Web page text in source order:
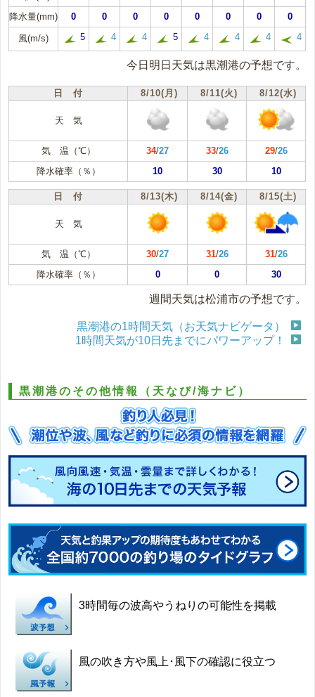
降水量(mm)
0 0 0 0 0 0 0 0
風(m/s) 5 4 4 5 4 4 4 4
今日明日天気は黒潮港の予想です。
日 付 8/10(月) 8/11(火) 8/12(水)
天 気
気 温（℃） 34/27 33/26 29/26
降水確率（％）
10 30 10
日 付 8/13(木) 8/14(金) 8/15(土)
天 気
気 温（℃） 30/27 31/26 31/26
降水確率（％）
0 0 30
週間天気は松浦市の予想です。
黒潮港の1時間天気（お天気ナビゲータ）
1時間天気が10日先までにパワーアップ！
黒潮港のその他情報（天なび/海ナビ）
3時間毎の波高やうねりの可能性を掲載
風の吹き方や風上･風下の確認に役立つ